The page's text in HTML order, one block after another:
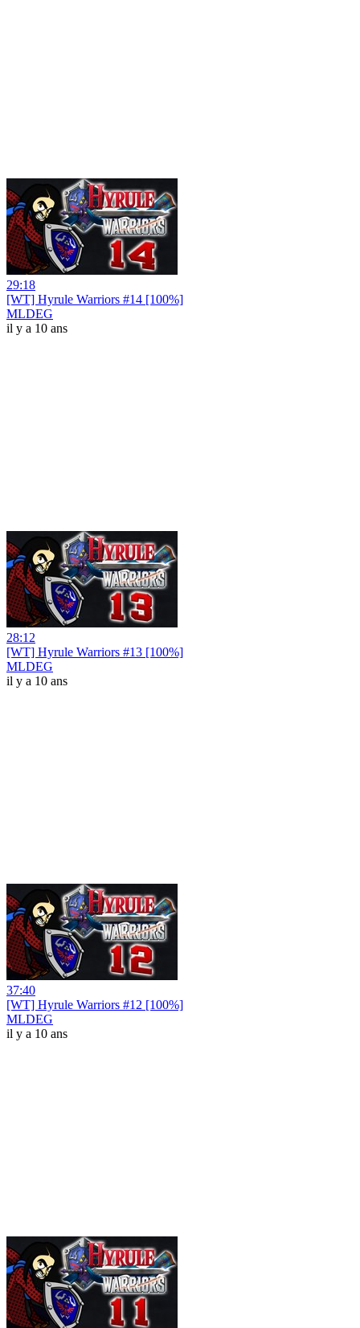
29:18
[WT] Hyrule Warriors #14 [100%]
MLDEG
il y a 10 ans
28:12
[WT] Hyrule Warriors #13 [100%]
MLDEG
il y a 10 ans
37:40
[WT] Hyrule Warriors #12 [100%]
MLDEG
il y a 10 ans